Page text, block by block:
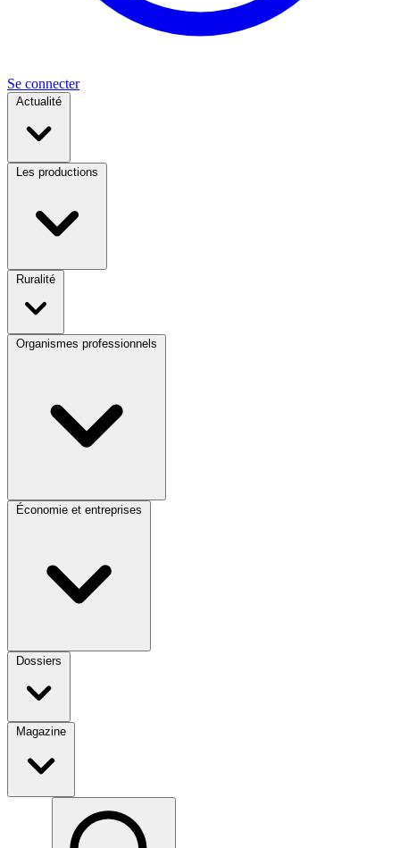
Se connecter
Actualité
Les productions
Ruralité
Organismes professionnels
Économie et entreprises
Dossiers
Magazine